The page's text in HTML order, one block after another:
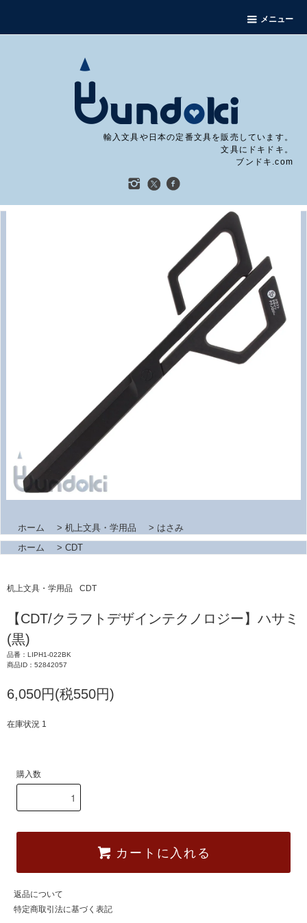
メニュー
輸入文具や日本の定番文具を販売しています。
文具にドキドキ。
ブンドキ.com
ホーム > 机上文具・学用品 > はさみ
ホーム
> CDT
机上文具・学用品 CDT
【CDT/クラフトデザインテクノロジー】ハサミ
(黒)
品番：LIPH1-022BK
商品ID：52842057
6,050円(税550円)
在庫状況 1
購入数
カートに入れる
返品について
特定商取引法に基づく表記